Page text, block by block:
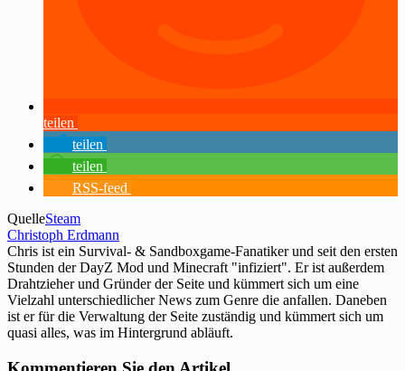
teilen
teilen
teilen
RSS-feed
QuelleSteam
Christoph Erdmann
Chris ist ein Survival- & Sandboxgame-Fanatiker und seit den ersten
Stunden der DayZ Mod und Minecraft "infiziert". Er ist außerdem
Drahtzieher und Gründer der Seite und kümmert sich um eine
Vielzahl unterschiedlicher News zum Genre die anfallen. Daneben
ist er für die Verwaltung der Seite zuständig und kümmert sich um
quasi alles, was im Hintergrund abläuft.